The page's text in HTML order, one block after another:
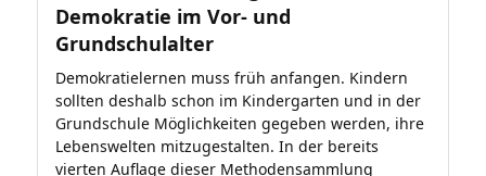
Demokratie im Vor- und
Grundschulalter
Demokratielernen muss früh anfangen. Kindern
sollten deshalb schon im Kindergarten und in der
Grundschule Möglichkeiten gegeben werden, ihre
Lebenswelten mitzugestalten. In der bereits
vierten Auflage dieser Methodensammlung